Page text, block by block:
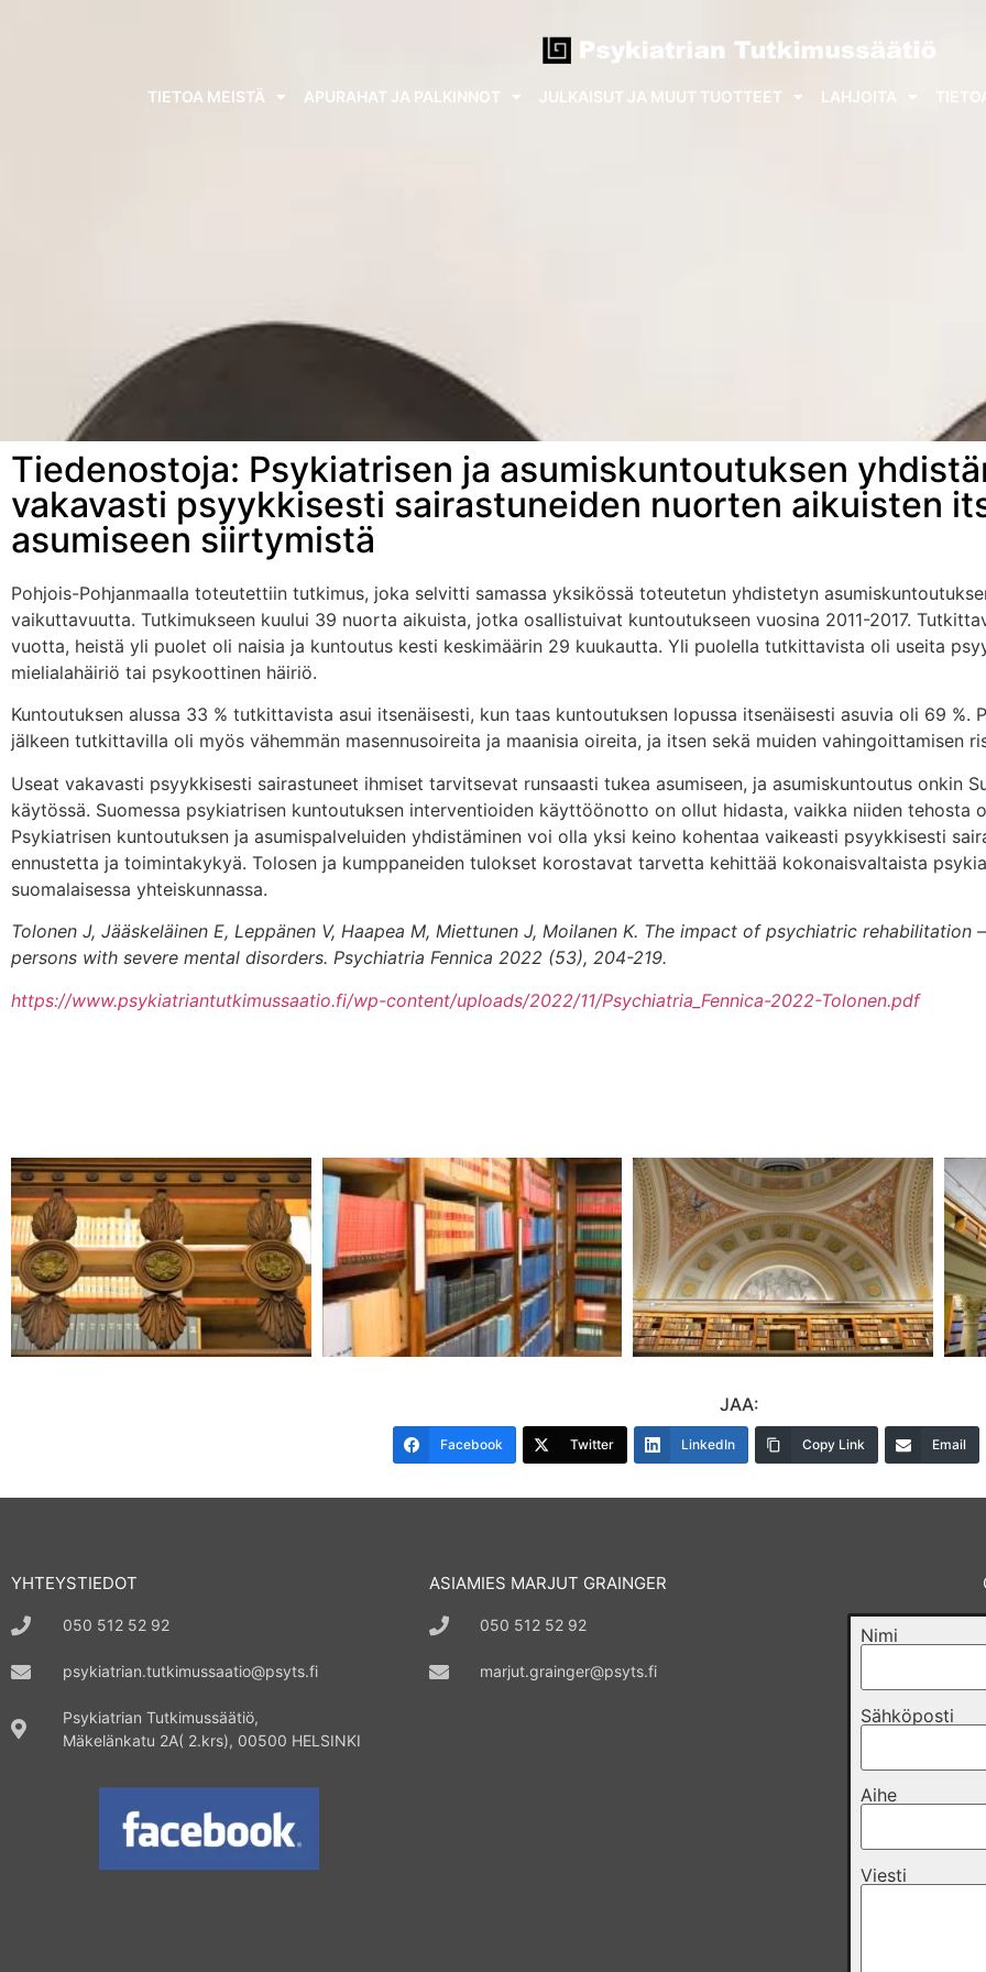
TIETOA MEISTÄ APURAHAT JA PALKINNOT JULKAISUT JA MUUT TUOTTEET LAHJOITA
Tiedenostoja: Psykiatrisen ja asumiskuntoutuksen
vakavasti psyykkisesti sairastuneiden nuorten aikuisten
asumiseen siirtymistä
Pohjois-Pohjanmaalla toteutettiin tutkimus, joka selvitti samassa yksikössä toteutetun yhdistetyn
vaikuttavuutta. Tutkimukseen kuului 39 nuorta aikuista, jotka osallistuivat kuntoutukseen vuosina 2011-2017.
vuotta, heistä yli puolet oli naisia ja kuntoutus kesti keskimäärin 29 kuukautta. Yli puolella tutkittavista oli useita
mielialahäiriö tai psykoottinen häiriö.
Kuntoutuksen alussa 33 % tutkittavista asui itsenäisesti, kun taas kuntoutuksen lopussa itsenäisesti asuvia oli 69 %.
jälkeen tutkittavilla oli myös vähemmän masennusoireita ja maanisia oireita, ja itsen sekä muiden vahingoittamisen
Useat vakavasti psyykkisesti sairastuneet ihmiset tarvitsevat runsaasti tukea asumiseen, ja asumiskuntoutus onkin
käytössä. Suomessa psykiatrisen kuntoutuksen interventioiden käyttöönotto on ollut hidasta, vaikka niiden tehosta
Psykiatrisen kuntoutuksen ja asumispalveluiden yhdistäminen voi olla yksi keino kohentaa vaikeasti psyykkisesti
ennustetta ja toimintakykyä. Tolosen ja kumppaneiden tulokset korostavat tarvetta kehittää kokonaisvaltaista
suomalaisessa yhteiskunnassa.
Tolonen J, Jääskeläinen E, Leppänen V, Haapea M, Miettunen J, Moilanen K. The impact of psychiatric
persons with severe mental disorders. Psychiatria Fennica 2022 (53), 204-219.
https://www.psykiatriantutkimussaatio.fi/wp-content/uploads/2022/11/Psychiatria_Fennica-2022-Tolonen.pdf
JAA:
Facebook Twitter LinkedIn Copy Link Email
YHTEYSTIEDOT
050 512 52 92
psykiatrian.tutkimussaatio@psyts.fi
Psykiatrian Tutkimussäätiö,
Mäkelänkatu 2A( 2.krs), 00500 HELSINKI
ASIAMIES MARJUT GRAINGER
050 512 52 92
marjut.grainger@psyts.fi
Nimi
Sähköposti
Aihe
Viesti